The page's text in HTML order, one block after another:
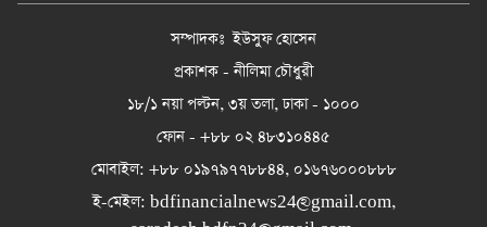
সম্পাদকঃ ইউসুফ হোসেন
প্রকাশক - নীলিমা চৌধুরী
১৮/১ নয়া পল্টন, ৩য় তলা, ঢাকা - ১০০০
ফোন - +৮৮ ০২ ৪৮৩১০৪৪৫
মোবাইল: +৮৮ ০১৯৭৯৭৭৮৮৪৪, ০১৬৭৬০০০৮৮৮
ই-মেইল: bdfinancialnews24@gmail.com,